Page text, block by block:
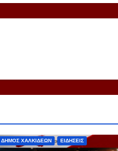
EXPRESS ΑΘΛΗΤΙΣΜΟΣ
ΔΗΜΟΣ ΧΑΛΚΙΔΕΩΝ ΕΙΔΗΣΕΙΣ